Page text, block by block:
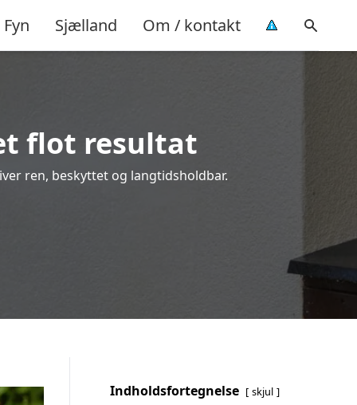
Fyn Sjælland Om / kontakt
flot resultat
ren, beskyttet og langtidsholdbar.
Indholdsfortegnelse skjul